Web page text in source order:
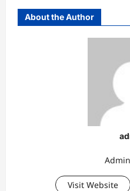
About the Author
Visit Website